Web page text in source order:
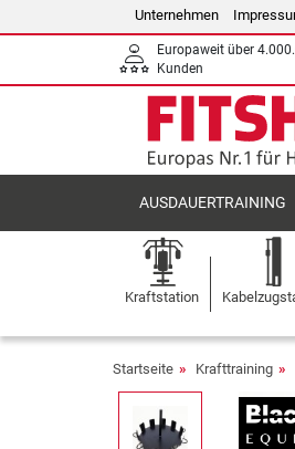
Unternehmen
Europaweit über
Kunden
AUSDAUERTRAINING
Kraftstation
Startseite Krafttraining